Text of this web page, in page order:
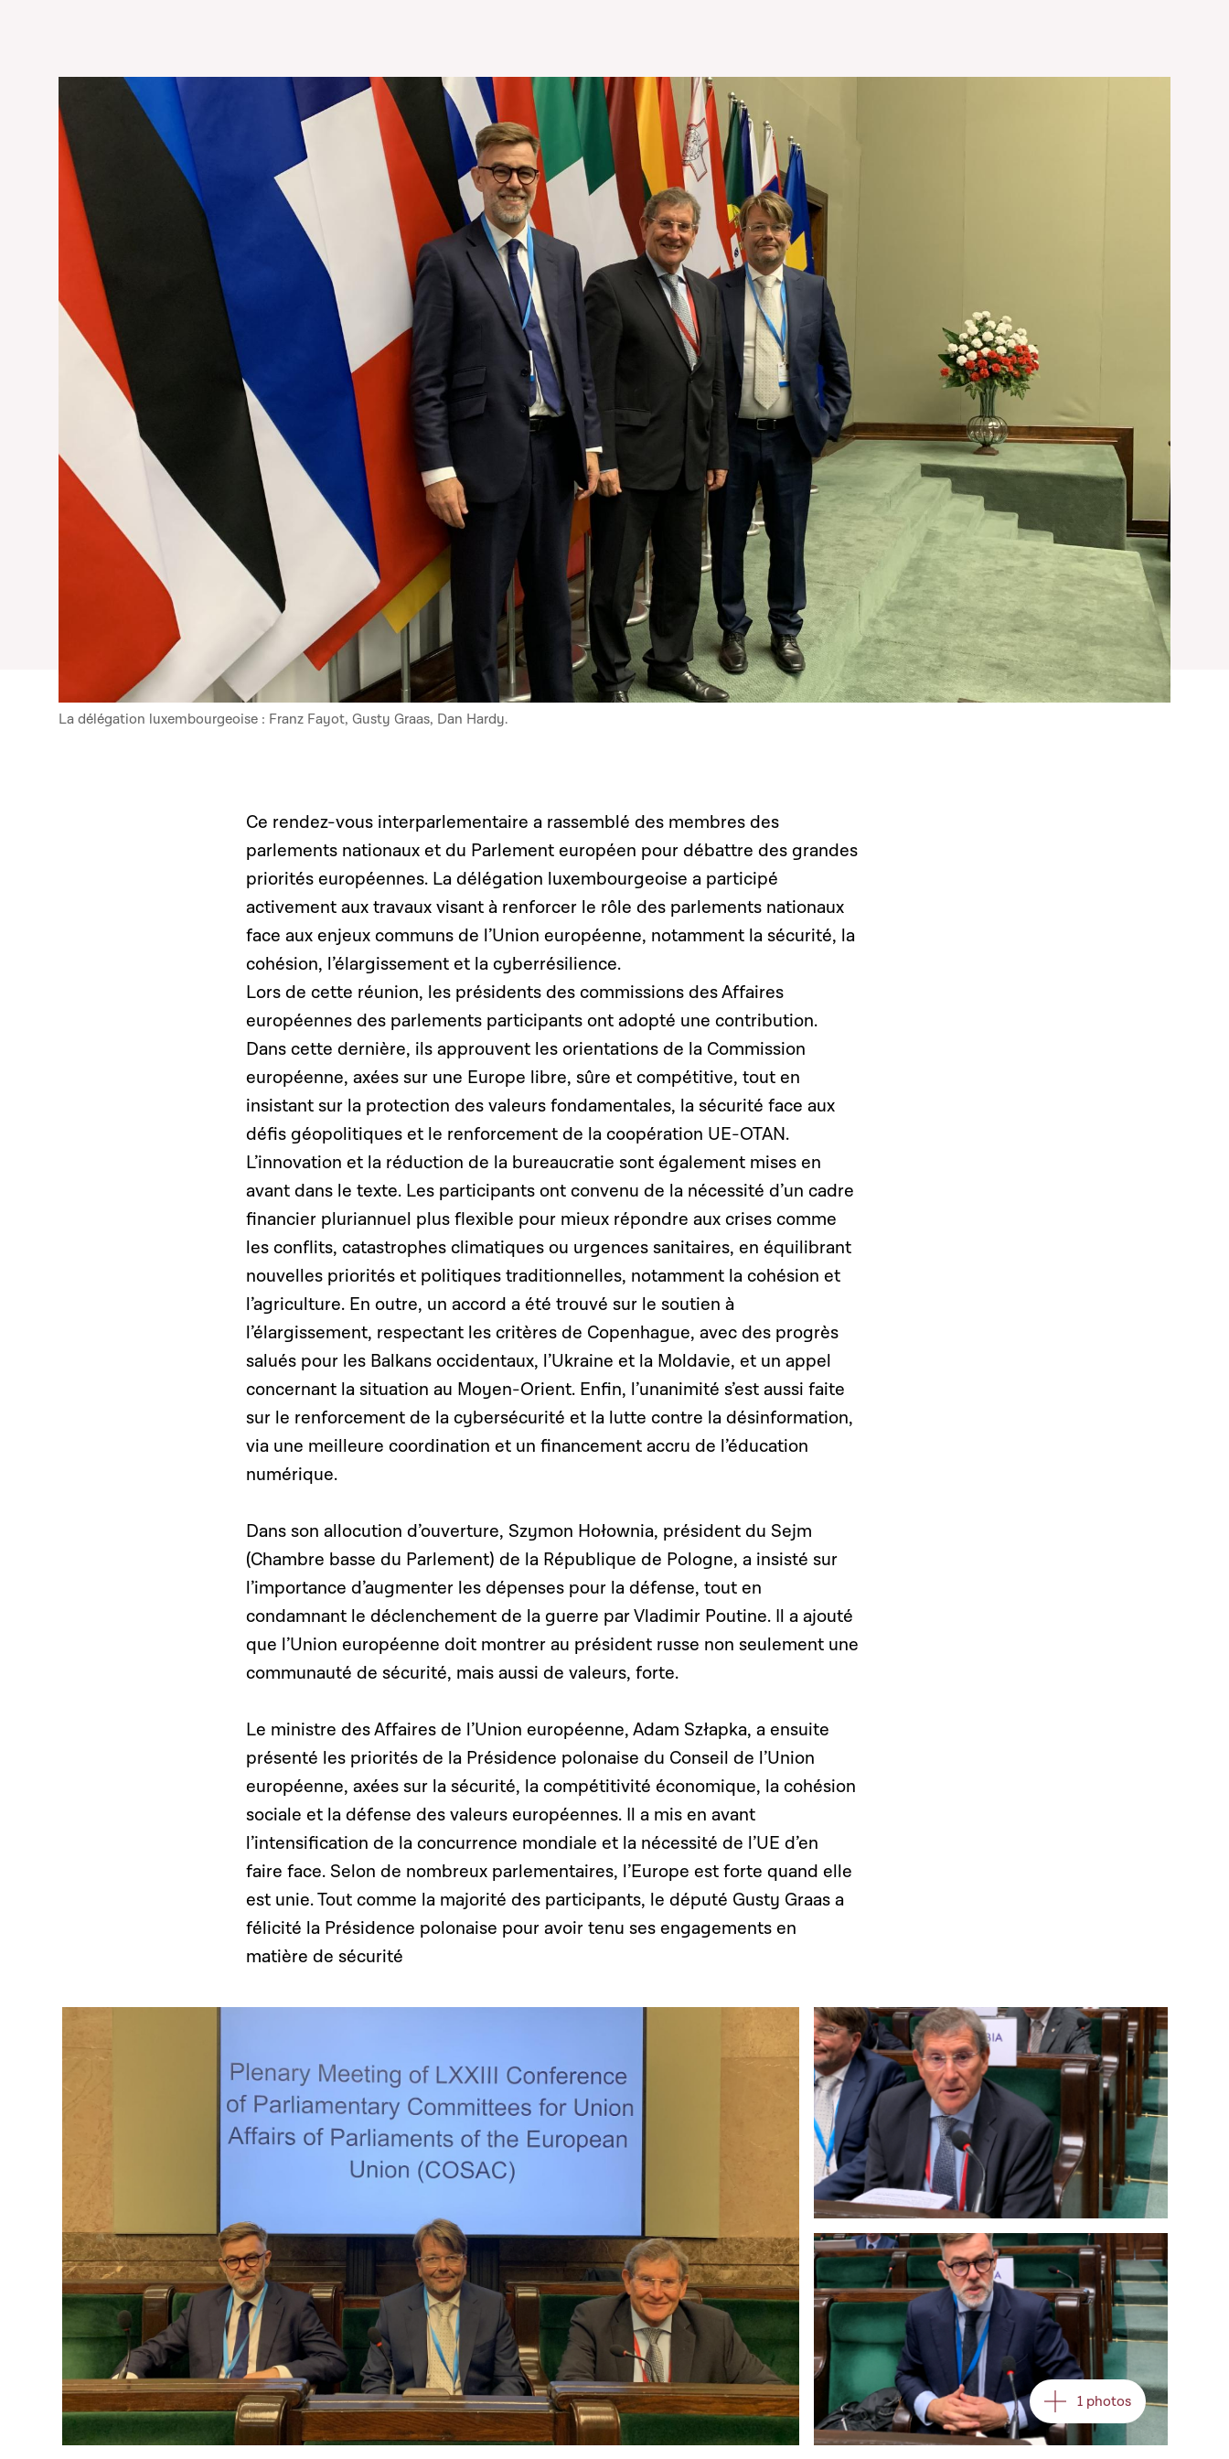
La délégation luxembourgeoise : Franz Fayot, Gusty Graas, Dan Hardy.
Ce rendez-vous interparlementaire a rassemblé des membres des
parlements nationaux et du Parlement européen pour débattre des grandes
priorités européennes. La délégation luxembourgeoise a participé
activement aux travaux visant à renforcer le rôle des parlements nationaux
face aux enjeux communs de l’Union européenne, notamment la sécurité, la
cohésion, l’élargissement et la cyberrésilience.
Lors de cette réunion, les présidents des commissions des Affaires
européennes des parlements participants ont adopté une contribution.
Dans cette dernière, ils approuvent les orientations de la Commission
européenne, axées sur une Europe libre, sûre et compétitive, tout en
insistant sur la protection des valeurs fondamentales, la sécurité face aux
défis géopolitiques et le renforcement de la coopération UE-OTAN.
L’innovation et la réduction de la bureaucratie sont également mises en
avant dans le texte. Les participants ont convenu de la nécessité d’un cadre
financier pluriannuel plus flexible pour mieux répondre aux crises comme
les conflits, catastrophes climatiques ou urgences sanitaires, en équilibrant
nouvelles priorités et politiques traditionnelles, notamment la cohésion et
l’agriculture. En outre, un accord a été trouvé sur le soutien à
l’élargissement, respectant les critères de Copenhague, avec des progrès
salués pour les Balkans occidentaux, l’Ukraine et la Moldavie, et un appel
concernant la situation au Moyen-Orient. Enfin, l’unanimité s’est aussi faite
sur le renforcement de la cybersécurité et la lutte contre la désinformation,
via une meilleure coordination et un financement accru de l’éducation
numérique.
Dans son allocution d’ouverture, Szymon Hołownia, président du Sejm
(Chambre basse du Parlement) de la République de Pologne, a insisté sur
l’importance d’augmenter les dépenses pour la défense, tout en
condamnant le déclenchement de la guerre par Vladimir Poutine. Il a ajouté
que l’Union européenne doit montrer au président russe non seulement une
communauté de sécurité, mais aussi de valeurs, forte.
Le ministre des Affaires de l’Union européenne, Adam Szłapka, a ensuite
présenté les priorités de la Présidence polonaise du Conseil de l’Union
européenne, axées sur la sécurité, la compétitivité économique, la cohésion
sociale et la défense des valeurs européennes. Il a mis en avant
l’intensification de la concurrence mondiale et la nécessité de l’UE d’en
faire face. Selon de nombreux parlementaires, l’Europe est forte quand elle
est unie. Tout comme la majorité des participants, le député Gusty Graas a
félicité la Présidence polonaise pour avoir tenu ses engagements en
matière de sécurité
Open image in gallery
Open image in gallery
Open image in gallery
1 photos